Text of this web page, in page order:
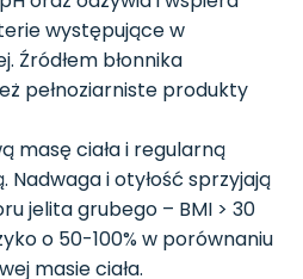
występujące w
Źródłem błonnika
pełnoziarniste produkty
masę ciała i regularną
Nadwaga i otyłość sprzyjają
jelita grubego – BMI > 30
o 50-100% w porównaniu
masie ciała.